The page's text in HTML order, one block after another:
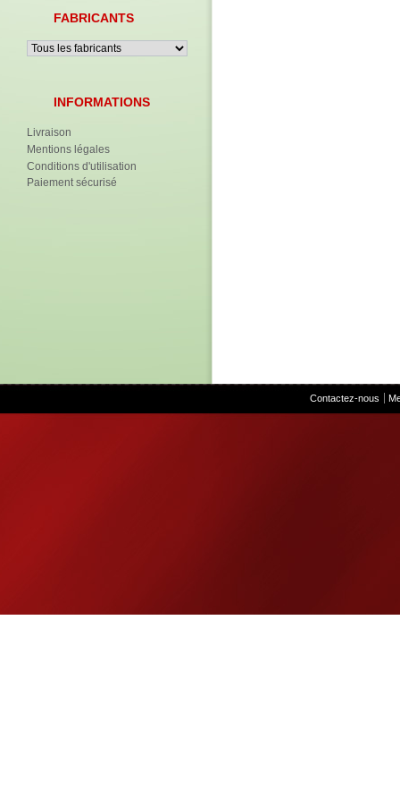
FABRICANTS
INFORMATIONS
Livraison
Mentions légales
Conditions d'utilisation
Paiement sécurisé
Contactez-nous